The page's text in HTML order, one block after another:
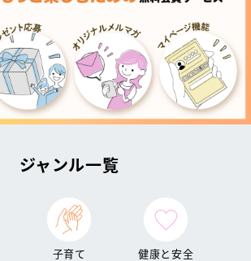
ジャンル一覧
子育て 健康と安全